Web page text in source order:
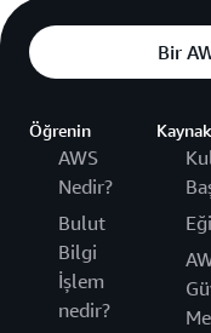
Bir
Öğrenin
AWS
Nedir?
Bulut
Bilgi
İşlem
nedir?